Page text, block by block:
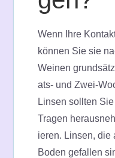
Wenn Ihre
können Sie sie
Weinen
ats- und Zwei-
Linsen sollten
Tragen
ieren. Linsen, die
Boden gefallen